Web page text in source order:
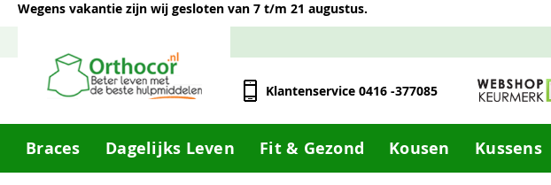
Wegens vakantie zijn wij gesloten van 7 t/m 21 augustus.
Klantenservice 0416 -377085
Braces Dagelijks Leven Fit & Gezond Kousen Kussens